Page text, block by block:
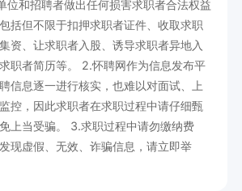
位和招聘者做出任何损害求职者合法权益
括但不限于扣押求职者证件、收取求职
资、让求职者入股、诱导求职者异地入
职者简历等。 2.怀聘网作为信息发布平
信息逐一进行核实，也难以对面试、上
控，因此求职者在求职过程中请仔细甄
上当受骗。 3.求职过程中请勿缴纳费
现虚假、无效、诈骗信息，请立即举